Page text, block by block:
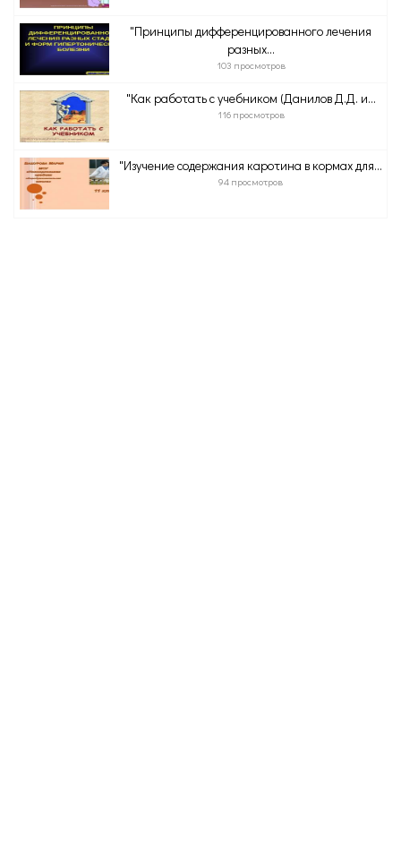
"Принципы дифференцированного лечения
разных...
103 просмотров
"Как работать с учебником (Данилов Д.Д. и...
116 просмотров
"Изучение содержания каротина в кормах для...
94 просмотров